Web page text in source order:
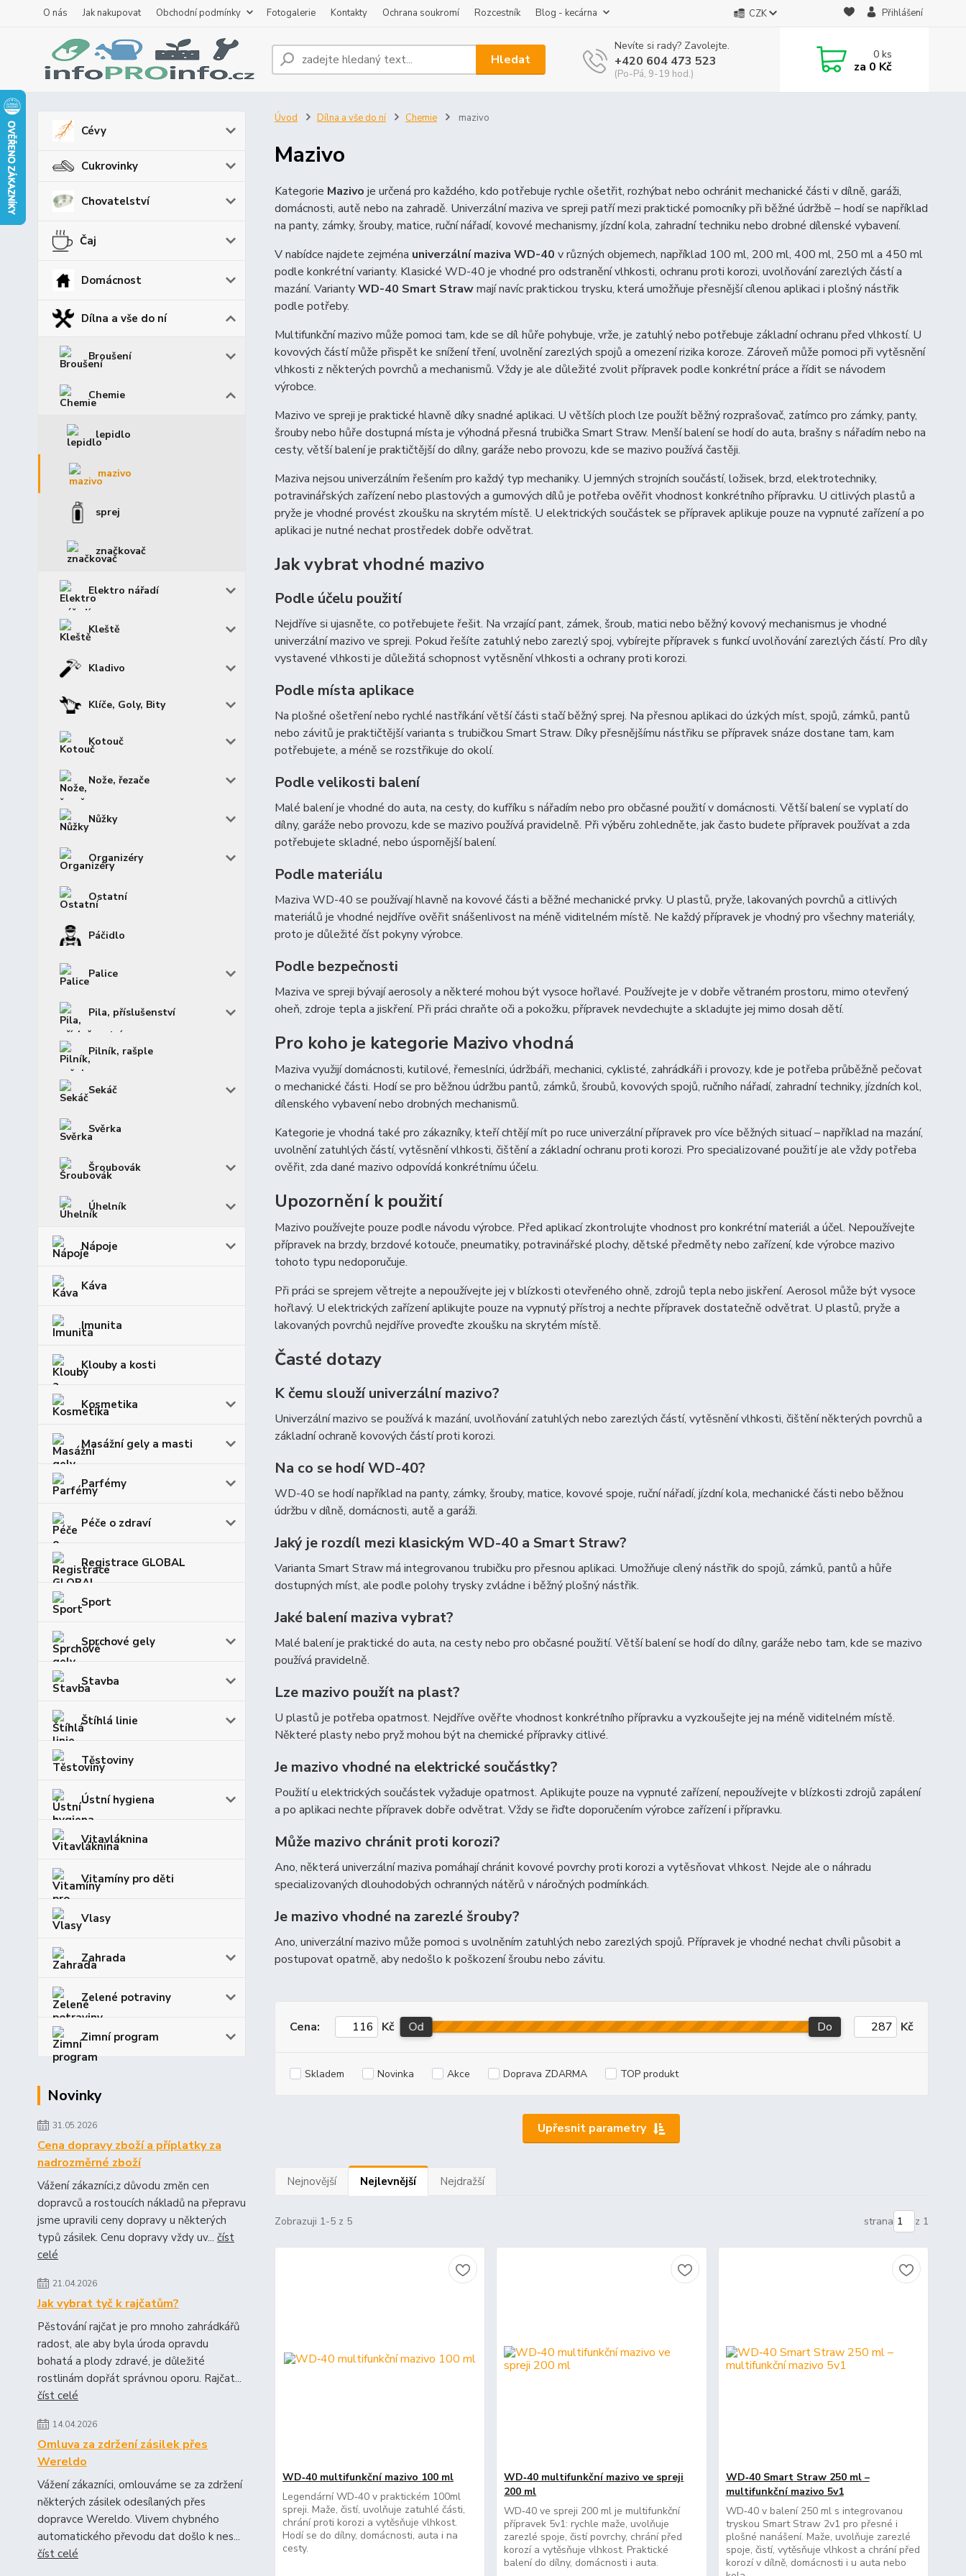
O nás Jak nakupovat Obchodní podmínky Fotogalerie Kontakty Ochrana soukromí Rozcestník Blog - kecárna CZK Přihlášení
Hledat
Nevíte si rady? Zavolejte.
+420 604 473 523
(Po-Pá, 9-19 hod.)
0ks
za 0 Kč
Cévy
Cukrovinky
Chovatelství
Čaj
Domácnost
Dílna a vše do ní
Broušení
Chemie
lepidlo
mazivo
sprej
značkovač
Elektro nářadí
Kleště
Kladivo
Klíče, Goly, Bity
Kotouč
Nože, řezače
Nůžky
Organizéry
Ostatní
Páčidlo
Palice
Pila, příslušenství
Pilník, rašple
Sekáč
Svěrka
Šroubovák
Úhelník
Nápoje
Káva
Imunita
Klouby a kosti
Kosmetika
Masážní gely a masti
Parfémy
Péče o zdraví
Registrace GLOBAL
Sport
Sprchové gely
Stavba
Štíhlá linie
Těstoviny
Ústní hygiena
Vitavláknina
Vitamíny pro děti
Vlasy
Zahrada
Zelené potraviny
Zimní program
Novinky
31.05.2026
Cena dopravy zboží a příplatky za
nadrozměrné zboží
Vážení zákazníci,z důvodu změn cen
dopravců a rostoucích nákladů na přepravu
jsme upravili ceny dopravy u některých
typů zásilek. Cenu dopravy vždy uv... číst
celé
21.04.2026
Jak vybrat tyč k rajčatům?
Pěstování rajčat je pro mnoho zahrádkářů
radost, ale aby byla úroda opravdu
bohatá a plody zdravé, je důležité
rostlinám dopřát správnou oporu. Rajčat...
číst celé
14.04.2026
Omluva za zdržení zásilek přes
Wereldo
Vážení zákazníci, omlouváme se za zdržení
některých zásilek odesílaných přes
dopravce Wereldo. Vlivem chybného
automatického převodu dat došlo k nes...
číst celé
Úvod Dílna a vše do ní Chemie mazivo
Mazivo
Kategorie Mazivo je určená pro každého, kdo potřebuje rychle ošetřit, rozhýbat nebo ochránit mechanické části v dílně, garáži,
domácnosti, autě nebo na zahradě. Univerzální maziva ve spreji patří mezi praktické pomocníky při běžné údržbě – hodí se například
na panty, zámky, šrouby, matice, ruční nářadí, kovové mechanismy, jízdní kola, zahradní techniku nebo drobné dílenské vybavení.
V nabídce najdete zejména univerzální maziva WD-40 v různých objemech, například 100 ml, 200 ml, 400 ml, 250 ml a 450 ml
podle konkrétní varianty. Klasické WD-40 je vhodné pro odstranění vlhkosti, ochranu proti korozi, uvolňování zarezlých částí a
mazání. VariantyWD-40 Smart Strawmají navíc praktickou trysku, která umožňuje přesnější cílenou aplikaci i plošný nástřik
podle potřeby.
Multifunkční mazivo může pomoci tam, kde se díl hůře pohybuje, vrže, je zatuhlý nebo potřebuje základní ochranu před vlhkostí. U
kovových částí může přispět ke snížení tření, uvolnění zarezlých spojů a omezení rizika koroze. Zároveň může pomoci při vytěsnění
vlhkosti z některých povrchů a mechanismů. Vždy je ale důležité zvolit přípravek podle konkrétní práce a řídit se návodem
výrobce.
Mazivo ve spreji je praktické hlavně díky snadné aplikaci. U větších ploch lze použít běžný rozprašovač, zatímco pro zámky, panty,
šrouby nebo hůře dostupná místa je výhodná přesná trubička Smart Straw. Menší balení se hodí do auta, brašny s nářadím nebo na
cesty, větší balení je praktičtější do dílny, garáže nebo provozu, kde se mazivo používá častěji.
Maziva nejsou univerzálním řešením pro každý typ mechaniky. U jemných strojních součástí, ložisek, brzd, elektrotechniky,
potravinářských zařízení nebo plastových a gumových dílů je potřeba ověřit vhodnost konkrétního přípravku. U citlivých plastů a
pryže je vhodné provést zkoušku na skrytém místě. U elektrických součástek se přípravek aplikuje pouze na vypnuté zařízení a po
aplikaci je nutné nechat prostředek dobře odvětrat.
Jak vybrat vhodné mazivo
Podle účelu použití
Nejdříve si ujasněte, co potřebujete řešit. Na vrzající pant, zámek, šroub, matici nebo běžný kovový mechanismus je vhodné
univerzální mazivo ve spreji. Pokud řešíte zatuhlý nebo zarezlý spoj, vybírejte přípravek s funkcí uvolňování zarezlých částí. Pro díly
vystavené vlhkosti je důležitá schopnost vytěsnění vlhkosti a ochrany proti korozi.
Podle místa aplikace
Na plošné ošetření nebo rychlé nastříkání větší části stačí běžný sprej. Na přesnou aplikaci do úzkých míst, spojů, zámků, pantů
nebo závitů je praktičtější varianta s trubičkou Smart Straw. Díky přesnějšímu nástřiku se přípravek snáze dostane tam, kam
potřebujete, a méně se rozstřikuje do okolí.
Podle velikosti balení
Malé balení je vhodné do auta, na cesty, do kufříku s nářadím nebo pro občasné použití v domácnosti. Větší balení se vyplatí do
dílny, garáže nebo provozu, kde se mazivo používá pravidelně. Při výběru zohledněte, jak často budete přípravek používat a zda
potřebujete skladné, nebo úspornější balení.
Podle materiálu
Maziva WD-40 se používají hlavně na kovové části a běžné mechanické prvky. U plastů, pryže, lakovaných povrchů a citlivých
materiálů je vhodné nejdříve ověřit snášenlivost na méně viditelném místě. Ne každý přípravek je vhodný pro všechny materiály,
proto je důležité číst pokyny výrobce.
Podle bezpečnosti
Maziva ve spreji bývají aerosoly a některé mohou být vysoce hořlavé. Používejte je v dobře větraném prostoru, mimo otevřený
oheň, zdroje tepla a jiskření. Při práci chraňte oči a pokožku, přípravek nevdechujte a skladujte jej mimo dosah dětí.
Pro koho je kategorie Mazivo vhodná
Maziva využijí domácnosti, kutilové, řemeslníci, údržbáři, mechanici, cyklisté, zahrádkáři i provozy, kde je potřeba průběžně pečovat
o mechanické části. Hodí se pro běžnou údržbu pantů, zámků, šroubů, kovových spojů, ručního nářadí, zahradní techniky, jízdních kol,
dílenského vybavení nebo drobných mechanismů.
Kategorie je vhodná také pro zákazníky, kteří chtějí mít po ruce univerzální přípravek pro více běžných situací – například na mazání,
uvolnění zatuhlých částí, vytěsnění vlhkosti, čištění a základní ochranu proti korozi. Pro specializované použití je ale vždy potřeba
ověřit, zda dané mazivo odpovídá konkrétnímu účelu.
Upozornění k použití
Mazivo používejte pouze podle návodu výrobce. Před aplikací zkontrolujte vhodnost pro konkrétní materiál a účel. Nepoužívejte
přípravek na brzdy, brzdové kotouče, pneumatiky, potravinářské plochy, dětské předměty nebo zařízení, kde výrobce mazivo
tohoto typu nedoporučuje.
Při práci se sprejem větrejte a nepoužívejte jej v blízkosti otevřeného ohně, zdrojů tepla nebo jiskření. Aerosol může být vysoce
hořlavý. U elektrických zařízení aplikujte pouze na vypnutý přístroj a nechte přípravek dostatečně odvětrat. U plastů, pryže a
lakovaných povrchů nejdříve proveďte zkoušku na skrytém místě.
Časté dotazy
K čemu slouží univerzální mazivo?
Univerzální mazivo se používá k mazání, uvolňování zatuhlých nebo zarezlých částí, vytěsnění vlhkosti, čištění některých povrchů a
základní ochraně kovových částí proti korozi.
Na co se hodí WD-40?
WD-40 se hodí například na panty, zámky, šrouby, matice, kovové spoje, ruční nářadí, jízdní kola, mechanické části nebo běžnou
údržbu v dílně, domácnosti, autě a garáži.
Jaký je rozdíl mezi klasickým WD-40 a Smart Straw?
Varianta Smart Straw má integrovanou trubičku pro přesnou aplikaci. Umožňuje cílený nástřik do spojů, zámků, pantů a hůře
dostupných míst, ale podle polohy trysky zvládne i běžný plošný nástřik.
Jaké balení maziva vybrat?
Malé balení je praktické do auta, na cesty nebo pro občasné použití. Větší balení se hodí do dílny, garáže nebo tam, kde se mazivo
používá pravidelně.
Lze mazivo použít na plast?
U plastů je potřeba opatrnost. Nejdříve ověřte vhodnost konkrétního přípravku a vyzkoušejte jej na méně viditelném místě.
Některé plasty nebo pryž mohou být na chemické přípravky citlivé.
Je mazivo vhodné na elektrické součástky?
Použití u elektrických součástek vyžaduje opatrnost. Aplikujte pouze na vypnuté zařízení, nepoužívejte v blízkosti zdrojů zapálení
a po aplikaci nechte přípravek dobře odvětrat. Vždy se řiďte doporučením výrobce zařízení i přípravku.
Může mazivo chránit proti korozi?
Ano, některá univerzální maziva pomáhají chránit kovové povrchy proti korozi a vytěsňovat vlhkost. Nejde ale o náhradu
specializovaných dlouhodobých ochranných nátěrů v náročných podmínkách.
Je mazivo vhodné na zarezlé šrouby?
Ano, univerzální mazivo může pomoci s uvolněním zatuhlých nebo zarezlých spojů. Přípravek je vhodné nechat chvíli působit a
postupovat opatrně, aby nedošlo k poškození šroubu nebo závitu.
Upřesnit parametry
Cena: Kč Od Do Kč
Skladem Novinka Akce Doprava ZDARMA TOP produkt
Nejnovější Nejlevnější Nejdražší
Zobrazuji 1-5 z 5 strana z 1
WD‑40 multifunkční mazivo 100 ml
Legendární WD‑40 v praktickém 100ml
spreji. Maže, čistí, uvolňuje zatuhlé části,
chrání proti korozi a vytěsňuje vlhkost.
Hodí se do dílny, domácnosti, auta i na
cesty.
WD‑40 multifunkční mazivo ve spreji
200 ml
WD‑40 ve spreji 200 ml je multifunkční
přípravek 5v1: rychle maže, uvolňuje
zarezlé spoje, čistí povrchy, chrání před
korozí a vytěsňuje vlhkost. Praktické
balení do dílny, domácnosti i auta.
WD‑40 Smart Straw 250 ml –
multifunkční mazivo 5v1
WD‑40 v balení 250 ml s integrovanou
tryskou Smart Straw 2v1 pro přesné i
plošné nanášení. Maže, uvolňuje zarezlé
spoje, čistí, vytěsňuje vlhkost a chrání před
korozí v dílně, domácnosti i u auta nebo